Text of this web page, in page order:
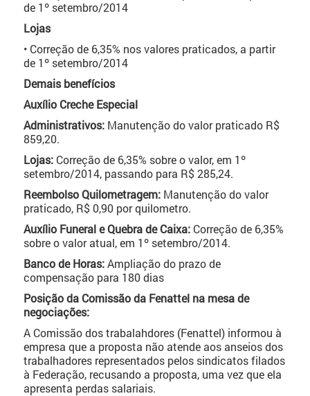
de 1º setembro/2014
Lojas
• Correção de 6,35% nos valores praticados, a partir
de 1º setembro/2014
Demais benefícios
Auxílio Creche Especial
Administrativos: Manutenção do valor praticado R$
859,20.
Lojas: Correção de 6,35% sobre o valor, em 1º
setembro/2014, passando para R$ 285,24.
Reembolso Quilometragem: Manutenção do valor
praticado, R$ 0,90 por quilometro.
Auxílio Funeral e Quebra de Caixa: Correção de 6,35%
sobre o valor atual, em 1º setembro/2014.
Banco de Horas:Ampliação do prazo de
compensação para 180 dias
Posição da Comissão da Fenattel na mesa de
negociações:
A Comissão dos trabalahdores (Fenattel) informou à
empresa que a proposta não atende aos anseios dos
trabalhadores representados pelos sindicatos filados
à Federação, recusando a proposta, uma vez que ela
apresenta perdas salariais.